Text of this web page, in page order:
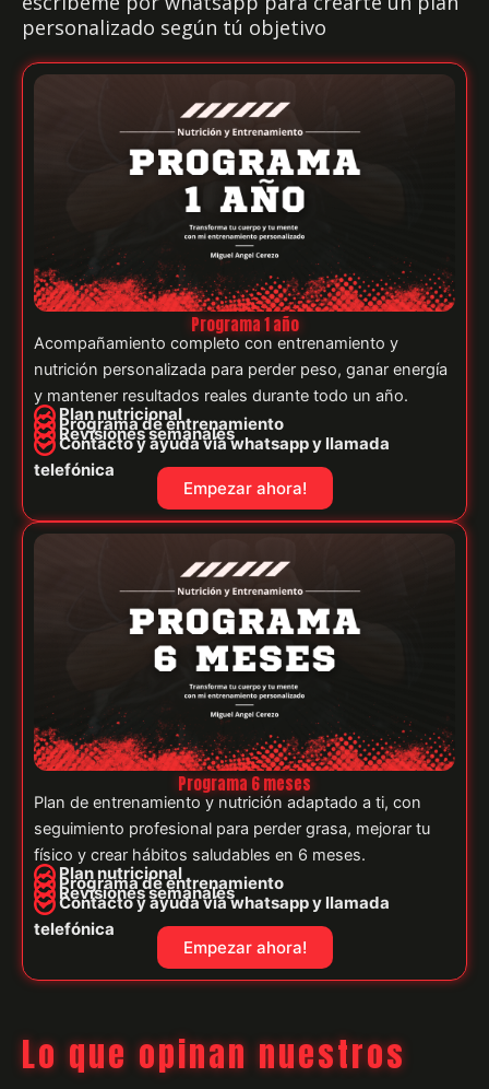
personalizado según tú objetivo
Programa 1 año
Acompañamiento completo con entrenamiento y
nutrición personalizada para perder peso, ganar energía
y mantener resultados reales durante todo un año.
Plan nutricional
Programa de entrenamiento
Revisiones semanales
Contacto y ayuda vía whatsapp y llamada
telefónica
Empezar ahora!
Programa 6 meses
Plan de entrenamiento y nutrición adaptado a ti, con
seguimiento profesional para perder grasa, mejorar tu
físico y crear hábitos saludables en 6 meses.
Plan nutricional
Programa de entrenamiento
Revisiones semanales
Contacto y ayuda vía whatsapp y llamada
telefónica
Empezar ahora!
Lo que opinan nuestros